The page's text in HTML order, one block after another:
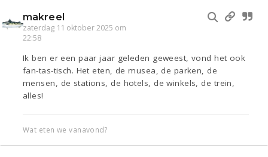
makreel
zaterdag 11 oktober 2025 om
22:58
Ik ben er een paar jaar geleden geweest, vond het ook
fan-tas-tisch. Het eten, de musea, de parken, de
mensen, de stations, de hotels, de winkels, de trein,
alles!
Wat eten we vanavond?